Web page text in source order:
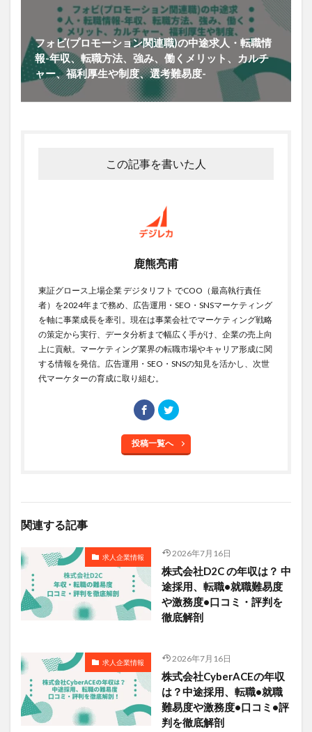
フォビ(プロモーション関連職)の中途求人・転職情
報-年収、転職方法、強み、働くメリット、カルチ
ャー、福利厚生や制度、選考難易度-
この記事を書いた人
鹿熊亮甫
東証グロース上場企業 デジタリフト でCOO（最高執行責任
者）を2024年まで務め、広告運用・SEO・SNSマーケティング
を軸に事業成長を牽引。現在は事業会社でマーケティング戦略
の策定から実行、データ分析まで幅広く手がけ、企業の売上向
上に貢献。マーケティング業界の転職市場やキャリア形成に関
する情報を発信。広告運用・SEO・SNSの知見を活かし、次世
代マーケターの育成に取り組む。
投稿一覧へ
関連する記事
求人企業情報 2026年7月16日
株式会社D2C の年収は？ 中
途採用、転職•就職難易度
や激務度•口コミ・評判を
徹底解剖
求人企業情報 2026年7月16日
株式会社CyberACEの年収
は？中途採用、転職•就職
難易度や激務度•口コミ•評
判を徹底解剖